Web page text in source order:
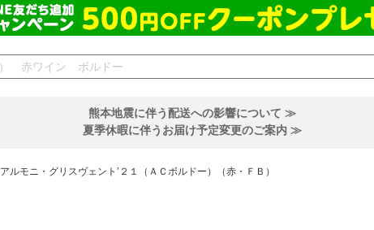
熊本地震に伴う配送への影響について ≫
夏季休暇に伴うお届け予定変更のご案内 ≫
アルモニ・グリスヴェント’２１（ＡＣボルドー）（赤・ＦＢ）